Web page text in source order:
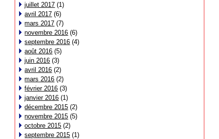
juillet 2017 (1)
avril 2017 (6)
mars 2017 (7)
novembre 2016 (6)
septembre 2016 (4)
août 2016 (5)
juin 2016 (3)
avril 2016 (2)
mars 2016 (2)
février 2016 (3)
janvier 2016 (1)
décembre 2015 (2)
novembre 2015 (5)
octobre 2015 (2)
septembre 2015 (1)